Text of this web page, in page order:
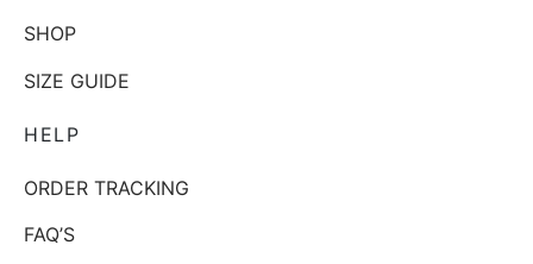
SHOP
SIZE GUIDE
HELP
ORDER TRACKING
FAQ’S